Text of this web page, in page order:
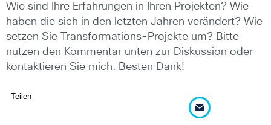
Wie sind Ihre Erfahrungen in Ihren Projekten? Wie
haben die sich in den letzten Jahren verändert? Wie
setzen Sie Transformations-Projekte um? Bitte
nutzen den Kommentar unten zur Diskussion oder
kontaktieren Sie mich. Besten Dank!
Teilen